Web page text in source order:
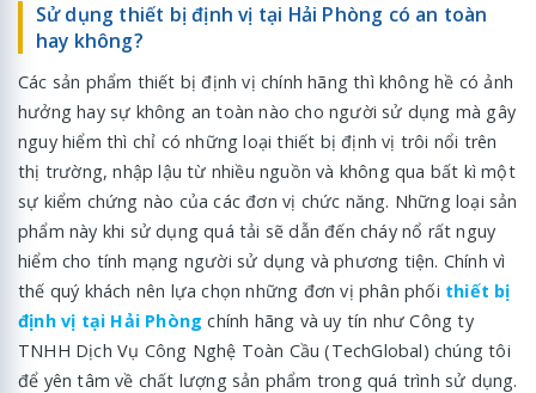
Sử dụng thiết bị định vị tại Hải Phòng có an toàn
hay không?
Các sản phẩm thiết bị định vị chính hãng thì không hề có ảnh
hưởng hay sự không an toàn nào cho người sử dụng mà gây
nguy hiểm thì chỉ có những loại thiết bị định vị trôi nổi trên
thị trường, nhập lậu từ nhiều nguồn và không qua bất kì một
sự kiểm chứng nào của các đơn vị chức năng. Những loại sản
phẩm này khi sử dụng quá tải sẽ dẫn đến cháy nổ rất nguy
hiểm cho tính mạng người sử dụng và phương tiện. Chính vì
thế quý khách nên lựa chọn những đơn vị phân phối thiết bị
định vị tại Hải Phòng chính hãng và uy tín như Công ty
TNHH Dịch Vụ Công Nghệ Toàn Cầu (TechGlobal) chúng tôi
để yên tâm về chất lượng sản phẩm trong quá trình sử dụng.